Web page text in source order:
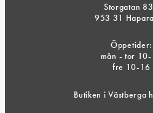
Storgatan
953 31
Öppetider:
mån - tor
fre 10-16
Butiken i Västberga